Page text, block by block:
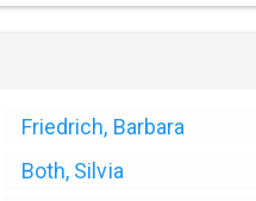
Friedrich, Barbara
Both, Silvia